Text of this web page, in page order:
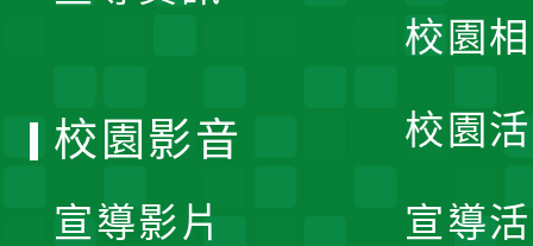
校園
校園
宣導
校園影音
宣導影片